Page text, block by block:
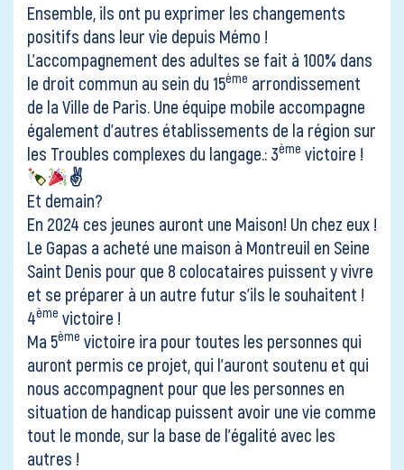
Ensemble, ils ont pu exprimer les changements
positifs dans leur vie depuis Mémo !
L’accompagnement des adultes se fait à 100% dans
le droit commun au sein du 15ème arrondissement
de la Ville de Paris. Une équipe mobile accompagne
également d’autres établissements de la région sur
les Troubles complexes du langage.: 3ème victoire !
✌
Et demain?
En 2024 ces jeunes auront une Maison! Un chez eux !
Le Gapas a acheté une maison à Montreuil en Seine
Saint Denis pour que 8 colocataires puissent y vivre
et se préparer à un autre futur s’ils le souhaitent !
4ème victoire !
Ma 5ème victoire ira pour toutes les personnes qui
auront permis ce projet, qui l’auront soutenu et qui
nous accompagnent pour que les personnes en
situation de handicap puissent avoir une vie comme
tout le monde, sur la base de l’égalité avec les
autres !